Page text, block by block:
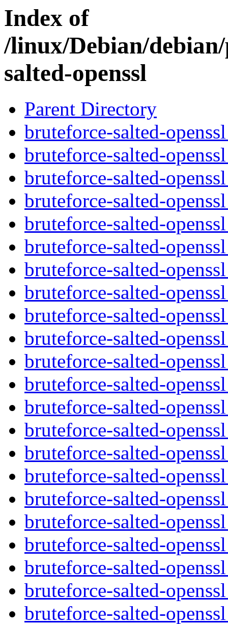
Index of
/linux/Debian/
salted-openssl
Parent Directory
bruteforce-salted-
bruteforce-salted-
bruteforce-salted-
bruteforce-salted-
bruteforce-salted-
bruteforce-salted-
bruteforce-salted-
bruteforce-salted-
bruteforce-salted-
bruteforce-salted-
bruteforce-salted-
bruteforce-salted-
bruteforce-salted-
bruteforce-salted-
bruteforce-salted-
bruteforce-salted-
bruteforce-salted-
bruteforce-salted-
bruteforce-salted-
bruteforce-salted-
bruteforce-salted-
bruteforce-salted-